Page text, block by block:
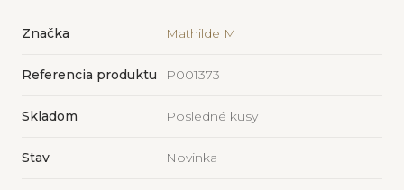
Značka Mathilde M
Referencia produktu P001373
Skladom Posledné kusy
Stav Novinka